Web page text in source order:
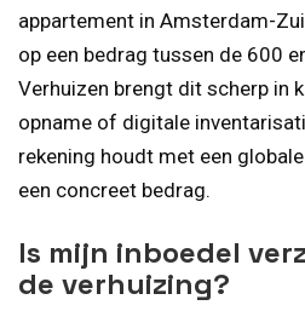
appartement in Amsterdam-
op een bedrag tussen de 600
Verhuizen brengt dit scherp in
opname of digitale
rekening houdt met een
een concreet bedrag.
Is mijn inboedel
de verhuizing?